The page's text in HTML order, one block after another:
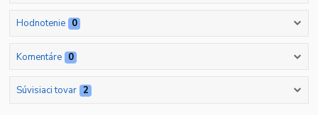
Hodnotenie 0
Komentáre 0
Súvisiaci tovar 2